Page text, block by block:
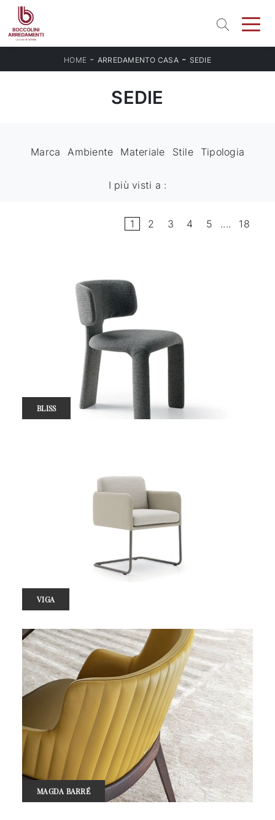
HOME - ARREDAMENTO CASA - SEDIE
SEDIE
Marca Ambiente Materiale Stile Tipologia
I più visti a :
1 2 3 4 5 .... 18
BLISS
VIGA
MAGDA BARRÉ